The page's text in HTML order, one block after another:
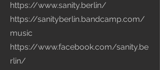
https://www.sanity.berlin/
https://sanityberlin.bandcamp.com/
music
https://www.facebook.com/sanity.be
rlin/